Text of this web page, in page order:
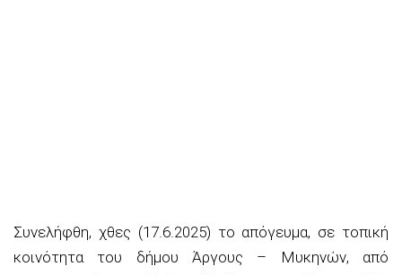
Συνελήφθη, χθες (17.6.2025) το απόγευμα, σε τοπική
κοινότητα του δήμου Άργους – Μυκηνών, από